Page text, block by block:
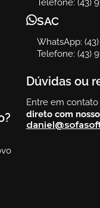
Telefone: (43)
SAC
WhatsApp: (43)
Telefone: (43)
Dúvidas ou
Entre em
direto com